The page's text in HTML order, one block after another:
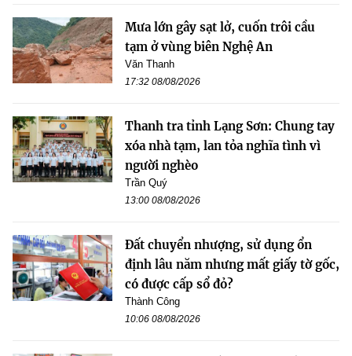
Mưa lớn gây sạt lở, cuốn trôi cầu
tạm ở vùng biên Nghệ An
Văn Thanh
17:32 08/08/2026
Thanh tra tỉnh Lạng Sơn: Chung tay
xóa nhà tạm, lan tỏa nghĩa tình vì
người nghèo
Trần Quý
13:00 08/08/2026
Đất chuyển nhượng, sử dụng ổn
định lâu năm nhưng mất giấy tờ gốc,
có được cấp sổ đỏ?
Thành Công
10:06 08/08/2026